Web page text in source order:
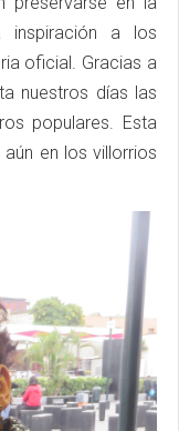
inspiración a los
oficial. Gracias a
nuestros días las
populares. Esta
en los villorrios